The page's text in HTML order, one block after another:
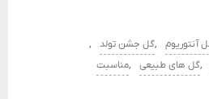
آنتوریوم ,گل جشن تولد ,
,گل های طبیعی ,مناسبت